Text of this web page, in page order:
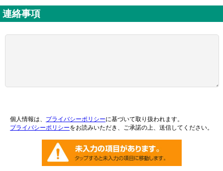
連絡事項
個人情報は、 プライバシーポリシーに基づいて取り扱われます。
プライバシーポリシーをお読みいただき、ご承諾の上、送信してください。